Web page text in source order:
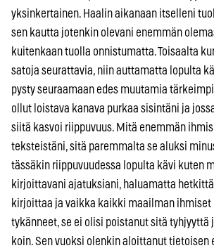
yksinkertainen. Haalin aikanaan itselleni
sen kautta jotenkin olevani enemmän
kuitenkaan tuolla onnistumatta. Toisaalta
satoja seurattavia, niin auttamatta lopulta
pysty seuraamaan edes muutamia
ollut loistava kanava purkaa sisintäni ja
siitä kasvoi riippuvuus. Mitä enemmän
teksteistäni, sitä paremmalta se aluksi
tässäkin riippuvuudessa lopulta kävi kuten
kirjoittavani ajatuksiani, haluamatta
kirjoittaa ja vaikka kaikki maailman ihmiset
tykänneet, se ei olisi poistanut sitä tyhjyyttä
koin. Sen vuoksi olenkin aloittanut tietoisen